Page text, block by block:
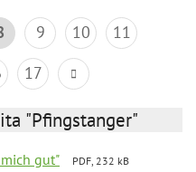
9 10
11
17
"Pfingstanger"
gut"
PDF, 232 kB